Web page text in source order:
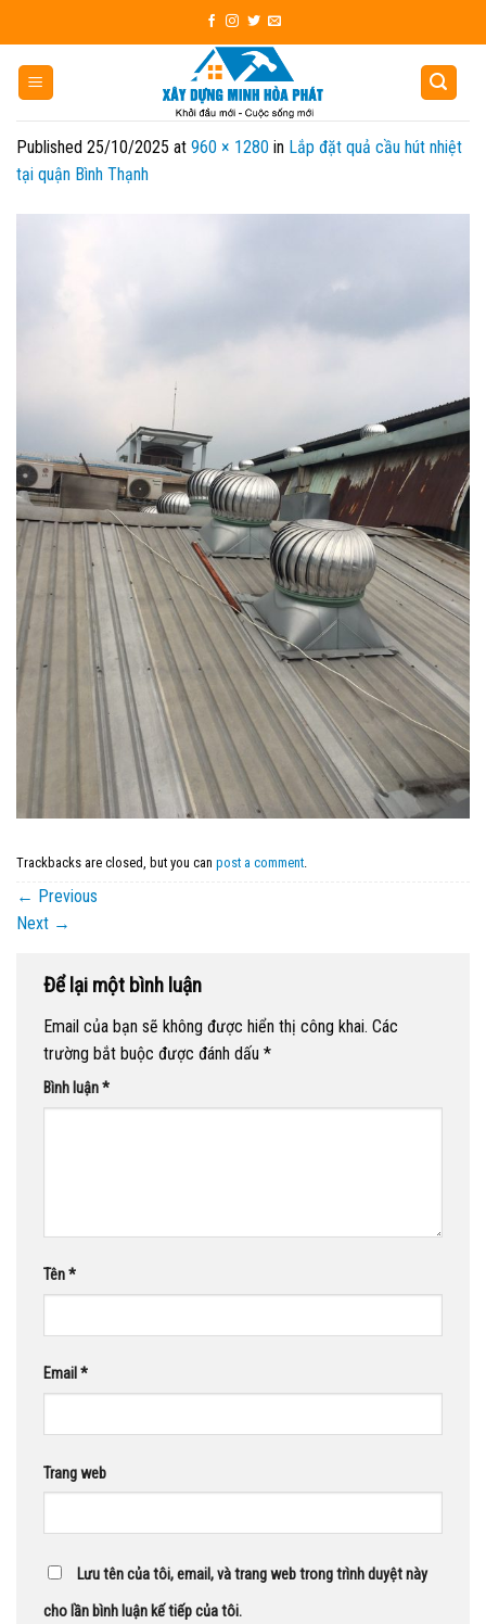
to
content
Published 25/10/2025 at 960 × 1280 in Lắp đặt quả cầu hút nhiệt
tại quận Bình Thạnh
Trackbacks are closed, but you can post a comment
← Previous
Next →
Để lại một bình luận
Email của bạn sẽ không được hiển thị công khai. Các
trường bắt buộc được đánh dấu *
Bình luận*
Tên*
Email*
Trang web
Lưu tên của tôi, email, và trang web trong trình duyệt này
cho lần bình luận kế tiếp của tôi.